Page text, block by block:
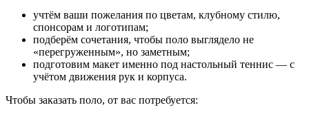
учтём ваши пожелания по цветам, клубному стилю,
спонсорам и логотипам;
подберём сочетания, чтобы поло выглядело не
«перегруженным», но заметным;
подготовим макет именно под настольный теннис — с
учётом движения рук и корпуса.
Чтобы заказать поло, от вас потребуется: